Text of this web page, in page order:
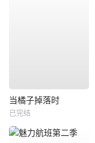
当橘子掉落时
已完结